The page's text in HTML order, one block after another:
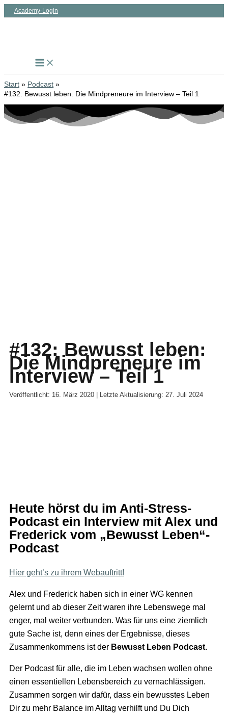
ZumAcademy-Login
Start
Podcast
#132: Bewusst leben: Die Mindpreneure im Interview – Teil 1
#132: Bewusst leben:
Die Mindpreneure im
Interview – Teil 1
Veröffentlicht: 16. März 2020 | Letzte Aktualisierung: 27. Juli 2024
Heute hörst du im Anti-Stress-
Podcast ein Interview mit Alex und
Frederick vom „Bewusst Leben“-
Podcast
Hier geht’s zu ihrem Webauftritt!
Alex und Frederick haben sich in einer WG kennen
gelernt und ab dieser Zeit waren ihre Lebenswege mal
enger, mal weiter verbunden. Was für uns eine ziemlich
gute Sache ist, denn eines der Ergebnisse, dieses
Zusammenkommens ist der Bewusst Leben Podcast.
Der Podcast für alle, die im Leben wachsen wollen ohne
einen essentiellen Lebensbereich zu vernachlässigen.
Zusammen sorgen wir dafür, dass ein bewusstes Leben
Dir zu mehr Balance im Alltag verhilft und Du Dich